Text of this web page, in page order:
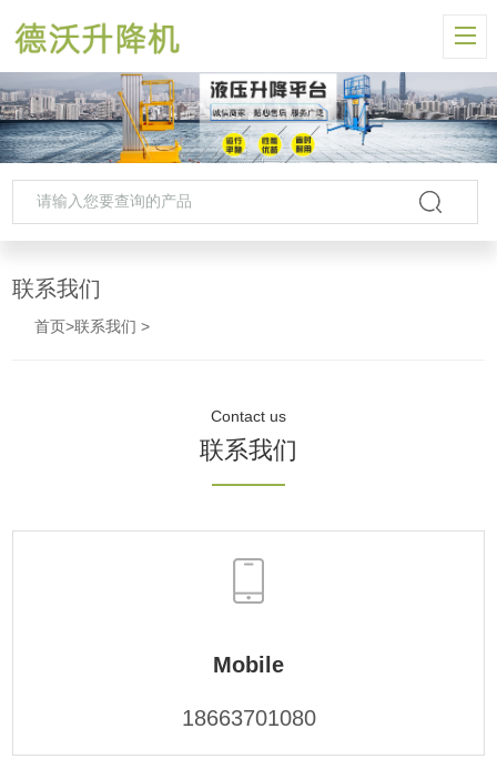
联系我们
首页>联系我们 >
Contact us
联系我们
Mobile
18663701080